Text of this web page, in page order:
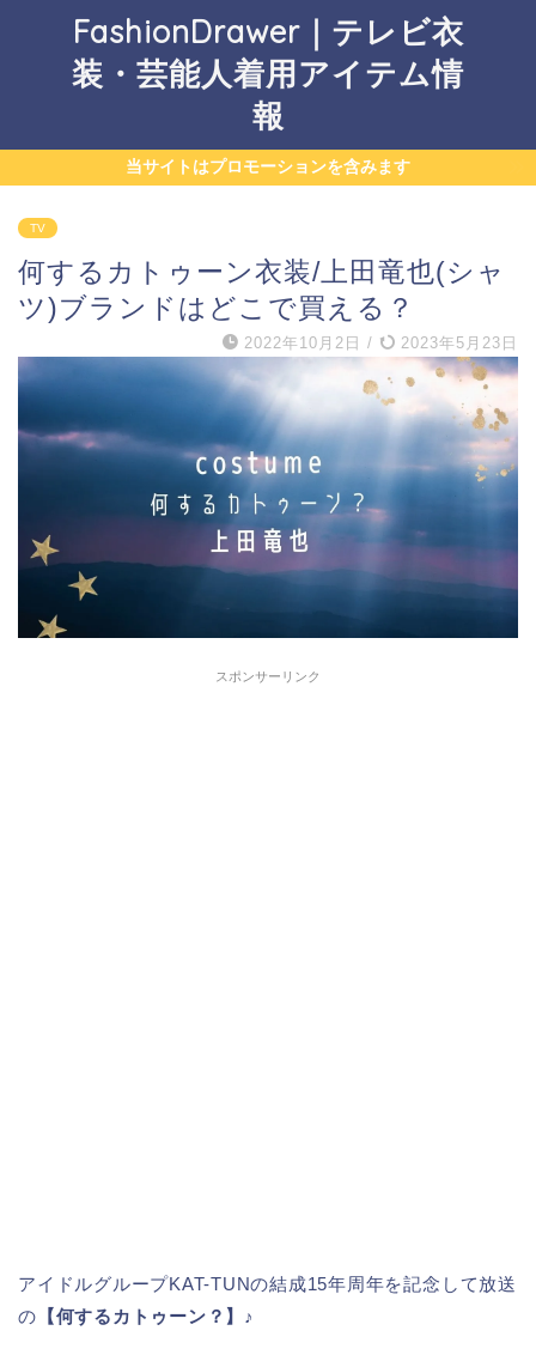
FashionDrawer｜テレビ衣
装・芸能人着用アイテム情
報
当サイトはプロモーションを含みます
TV
何するカトゥーン衣装/上田竜也(シャ
ツ)ブランドはどこで買える？
2022年10月2日 / 2023年5月23日
スポンサーリンク
アイドルグループKAT-TUNの結成15年周年を記念して放送
の 【何するカトゥーン？】 ♪